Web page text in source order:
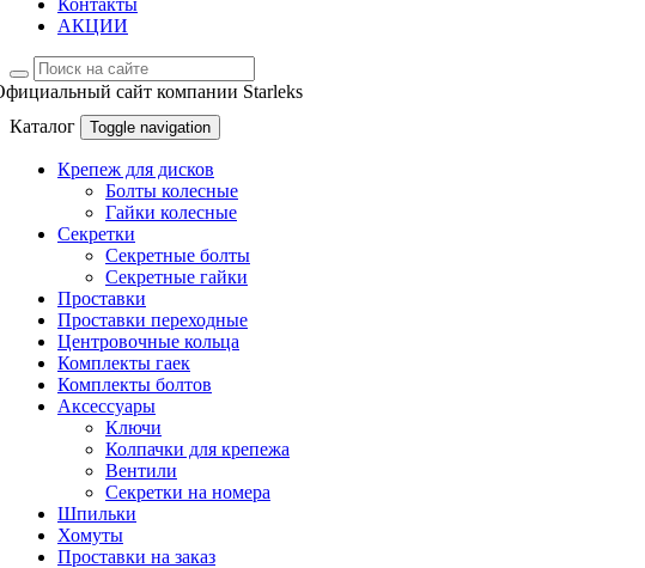
Контакты
АКЦИИ
сайт компании Starleks
Каталог
Toggle navigation
Крепеж для дисков
Болты колесные
Гайки колесные
Секретки
Секретные болты
Секретные гайки
Проставки
Проставки переходные
Центровочные кольца
Комплекты гаек
Комплекты болтов
Аксессуары
Ключи
Колпачки для крепежа
Вентили
Секретки на номера
Шпильки
Хомуты
Проставки на заказ